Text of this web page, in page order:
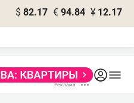
$ 82.17 € 94.84 ¥ 12.17